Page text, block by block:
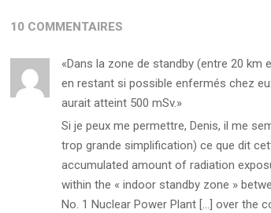
10 COMMENTAIRES
«Dans la zone de standby (entre 20 km
en restant si possible enfermés chez
aurait atteint 500 mSv.»
Si je peux me permettre, Denis, il me
trop grande simplification) ce que dit
accumulated amount of radiation
within the « indoor standby zone »
No. 1 Nuclear Power Plant […] over the